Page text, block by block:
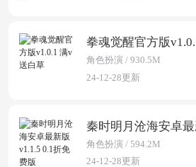
拳魂觉醒官方版
角色扮演 / 930.5M
24-12-28更新
角色扮演 / 594.2M
24-12-28更新